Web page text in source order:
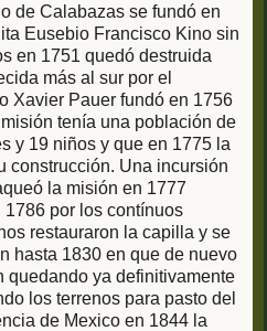
de Calabazas se fundó en
Eusebio Francisco Kino sin
en 1751 quedó destruida
más al sur por el
Xavier Pauer fundó en 1756
tenía una población de
y 19 niños y que en 1775 la
construcción. Una incursión
la misión en 1777
por los contínuos
restauraron la capilla y se
hasta 1830 en que de nuevo
quedando ya definitivamente
los terrenos para pasto del
de Mexico en 1844 la